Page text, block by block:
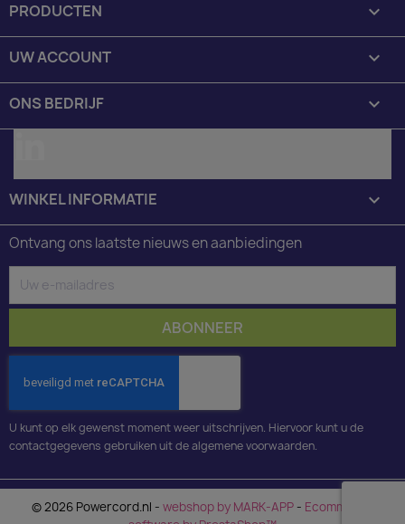
PRODUCTEN 
UW ACCOUNT 
ONS BEDRIJF 
WINKEL INFORMATIE keyboard_arrow_down
Ontvang ons laatste nieuws en aanbiedingen
U kunt op elk gewenst moment weer uitschrijven. Hiervoor kunt u de
contactgegevens gebruiken uit de algemene voorwaarden.
© 2026 Powercord.nl - webshop by MARK-APP - Ecommerce